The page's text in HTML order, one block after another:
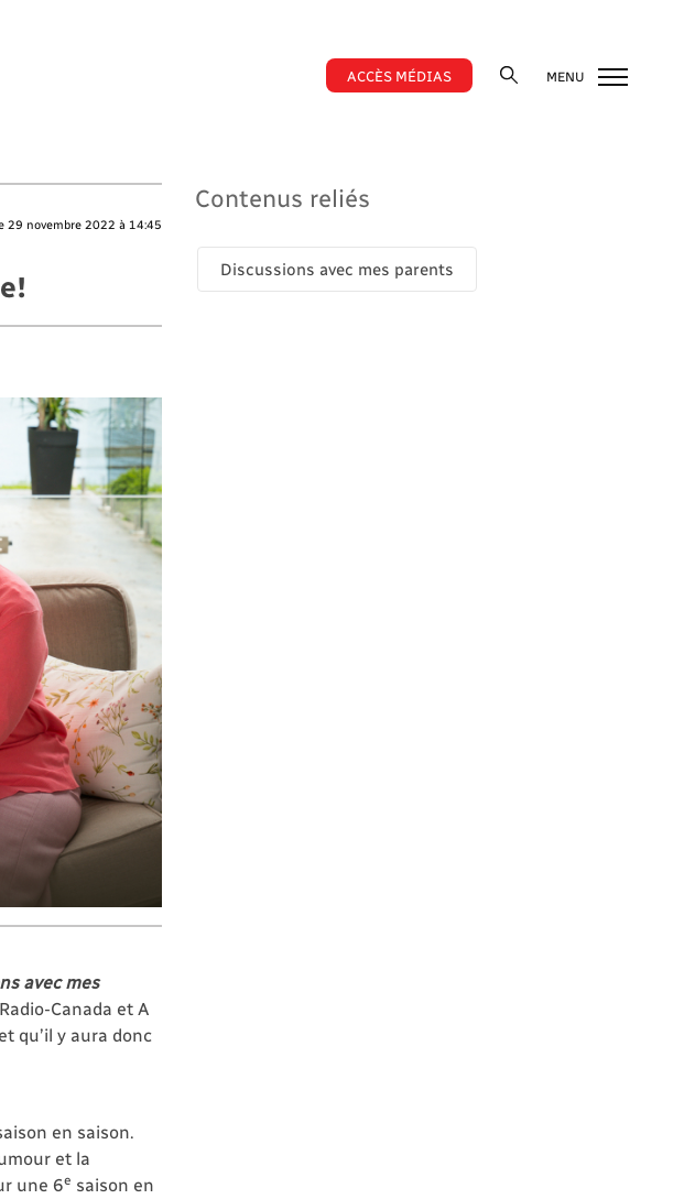
ACCÈS MÉDIAS MENU
29 novembre 2022 à 14:45
avec mes
Canada et A
qu’il y aura donc
en saison.
et la
une 6e saison en
Contenus reliés
Discussions avec mes parents